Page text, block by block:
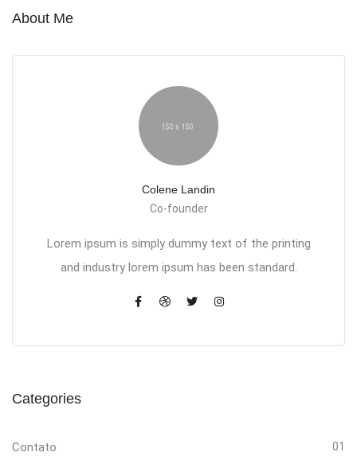
About Me
Colene Landin
Co-founder
Lorem ipsum is simply dummy text of the printing
and industry lorem ipsum has been standard.
Categories
Contato 01